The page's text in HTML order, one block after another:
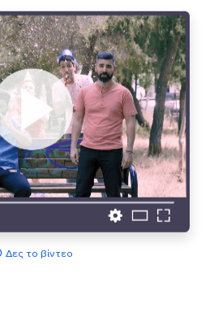
Δες το βίντεο